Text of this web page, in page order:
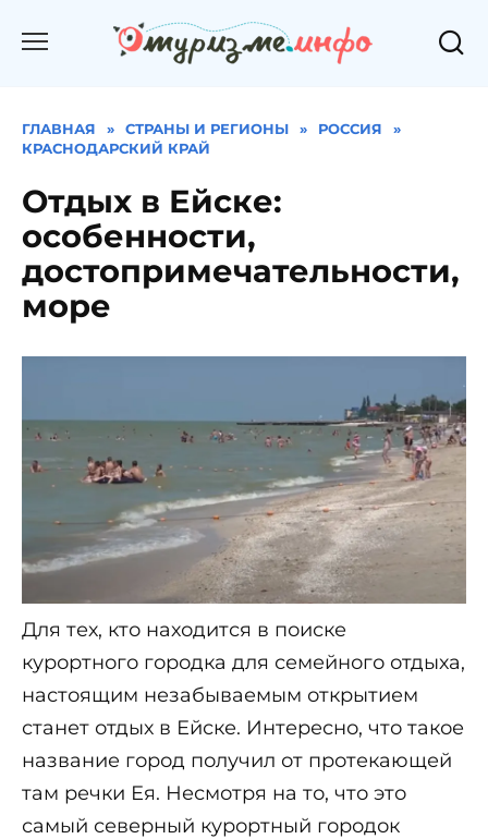
ГЛАВНАЯ » СТРАНЫ И РЕГИОНЫ » РОССИЯ
»
КРАСНОДАРСКИЙ КРАЙ
Отдых в Ейске:
особенности,
достопримечательности,
море
Для тех, кто находится в поиске
курортного городка для семейного отдыха,
настоящим незабываемым открытием
станет отдых в Ейске. Интересно, что такое
название город получил от протекающей
там речки Ея. Несмотря на то, что это
самый северный курортный городок